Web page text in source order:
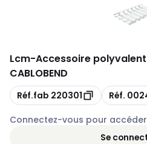
Lcm-Accessoire
CABLOBEND
Copie
Réf.fab 220301 Copie
Réf.
Connectez-vous pour
Se